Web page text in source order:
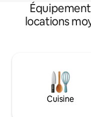
locations
Cuisine